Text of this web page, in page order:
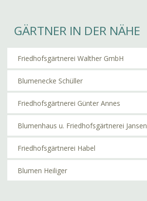
GÄRTNER IN DER NÄHE
Friedhofsgärtnerei Walther GmbH
Blumenecke Schüller
Friedhofsgärtnerei Günter Annes
Blumenhaus u. Friedhofsgärtnerei Jansen
Friedhofsgärtnerei Habel
Blumen Heiliger